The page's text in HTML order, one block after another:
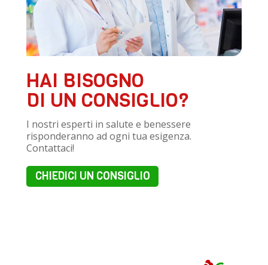
HAI BISOGNO
DI UN CONSIGLIO?
I nostri esperti in salute e benessere
risponderanno ad ogni tua esigenza.
Contattaci!
CHIEDICI UN CONSIGLIO